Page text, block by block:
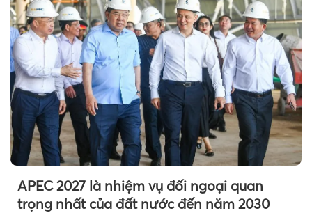
APEC 2027 là nhiệm vụ đối ngoại quan
trọng nhất của đất nước đến năm 2030